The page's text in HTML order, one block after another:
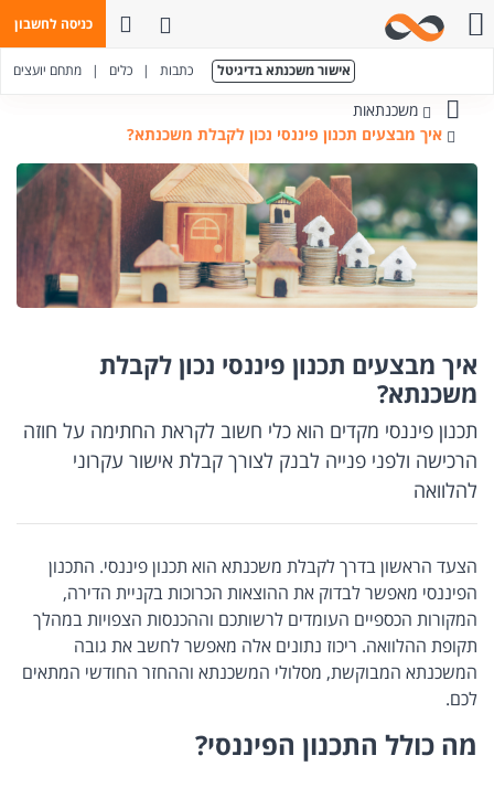
כניסה לחשבון
פתח חיפושחייגו אלינו
אישור משכנתא בדיגיטל כתבות | כלים | מתחם יועצים
בנק
משכנתאות
איך מבצעים תכנון פיננסי נכון לקבלת משכנתא?
איך מבצעים תכנון פיננסי נכון לקבלת
משכנתא?
תכנון פיננסי מקדים הוא כלי חשוב לקראת החתימה על חוזה
הרכישה ולפני פנייה לבנק לצורך קבלת אישור עקרוני
להלוואה
הצעד הראשון בדרך לקבלת משכנתא הוא תכנון פיננסי. התכנון
הפיננסי מאפשר לבדוק את ההוצאות הכרוכות בקניית הדירה,
המקורות הכספיים העומדים לרשותכם וההכנסות הצפויות במהלך
תקופת ההלוואה. ריכוז נתונים אלה מאפשר לחשב את גובה
המשכנתא המבוקשת, מסלולי המשכנתא וההחזר החודשי המתאים
לכם.
מה כולל התכנון הפיננסי?